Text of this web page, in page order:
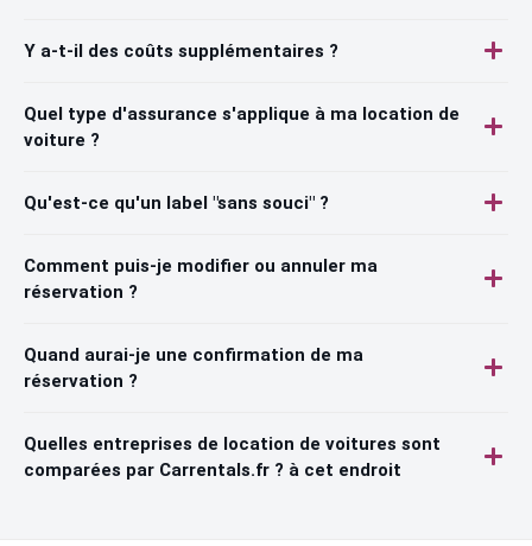
Y a-t-il des coûts supplémentaires ?
Quel type d'assurance s'applique à ma location de
voiture ?
Qu'est-ce qu'un label "sans souci" ?
Comment puis-je modifier ou annuler ma
réservation ?
Quand aurai-je une confirmation de ma
réservation ?
Quelles entreprises de location de voitures sont
comparées par Carrentals.fr ? à cet endroit